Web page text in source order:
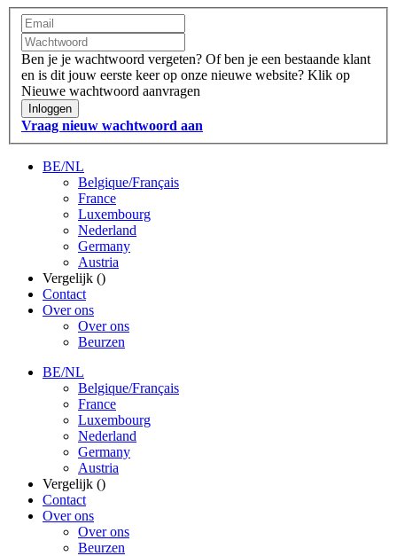
Ben je je wachtwoord vergeten? Of ben je een bestaande klant
en is dit jouw eerste keer op onze nieuwe website? Klik op
Nieuwe wachtwoord aanvragen
Inloggen
Vraag nieuw wachtwoord aan
BE/NL
Belgique/Français
France
Luxembourg
Nederland
Germany
Austria
Vergelijk ()
Contact
Over ons
Over ons
Beurzen
BE/NL
Belgique/Français
France
Luxembourg
Nederland
Germany
Austria
Vergelijk ()
Contact
Over ons
Over ons
Beurzen